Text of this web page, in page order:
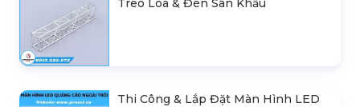
Treo Loa & Đèn Sân Khấu
Thi Công & Lắp Đặt Màn Hình LED